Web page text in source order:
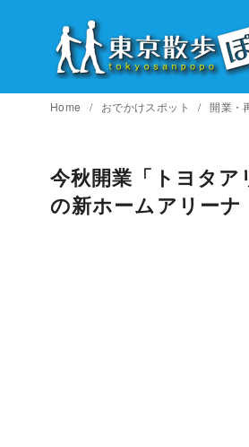
Home おでかけスポット 開業・
今秋開業「トヨタ
の新ホームアリーナ